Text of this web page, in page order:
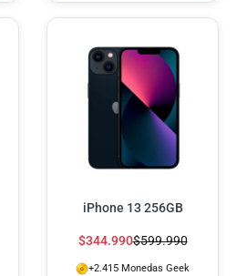
iPhone 13 256GB
$344.990$599.990
+2.415 Monedas Geek